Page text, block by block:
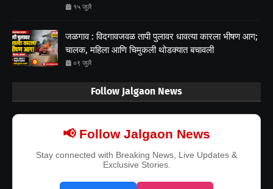
१५ जुलै
जळगाव : विदगावजवळ तापी पुलावर धावत्या कारला भीषण आग;
चालक, महिला आणि चिमुकली थोडक्यात बचावली
०९ जुलै
Follow Jalgaon News
📢 Follow Jalgaon News
Stay connected with Breaking News, Live Updates &
Exclusive Stories.